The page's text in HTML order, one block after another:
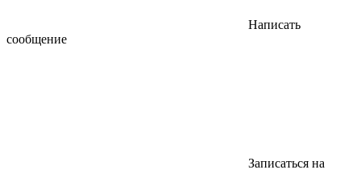
Написать
сообщение
Записаться на